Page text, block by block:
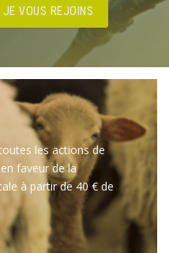
JE VOUS REJOINS
les actions de
faveur de la
à partir de 40 € de